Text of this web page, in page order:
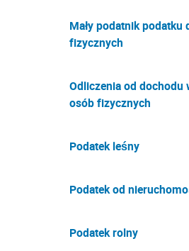
Mały podatnik
fizycznych
Odliczenia od
osób fizycznych
Podatek leśny
Podatek od
Podatek rolny